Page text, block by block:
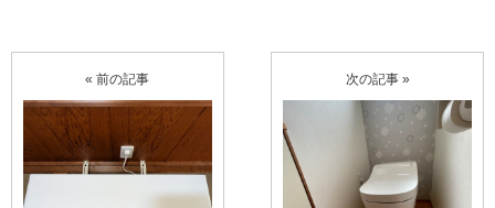
« 前の記事 次の記事 »